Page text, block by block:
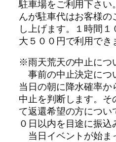
駐車場をご利用下さい
んが駐車代はお客様の
し上げます。１時間
大５００円で利用でき
※雨天荒天の中止に
事前の中止決定につ
当日の朝に降水確率か
中止を判断します。そ
て返還希望の方につい
０日以内を目途に振込
当日イベントが始ま